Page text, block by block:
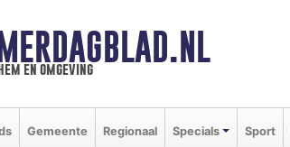
en omgeving
Gemeente Regionaal Specials Sport